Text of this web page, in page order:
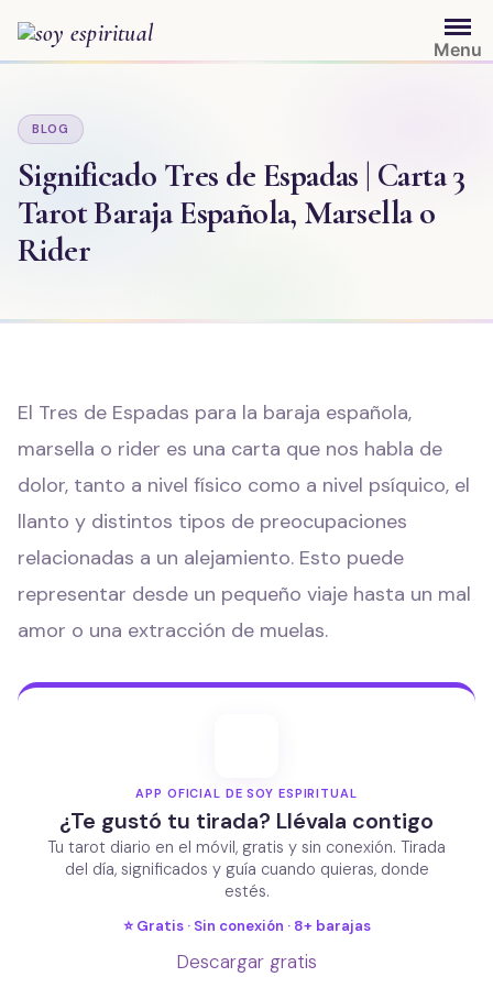
contenido
Menu
BLOG
Significado Tres de Espadas | Carta 3
Tarot Baraja Española, Marsella o
Rider
El Tres de Espadas para la baraja española,
marsella o rider es una carta que nos habla de
dolor, tanto a nivel físico como a nivel psíquico, el
llanto y distintos tipos de preocupaciones
relacionadas a un alejamiento. Esto puede
representar desde un pequeño viaje hasta un mal
amor o una extracción de muelas.
APP OFICIAL DE SOY ESPIRITUAL
¿Te gustó tu tirada? Llévala contigo
Tu tarot diario en el móvil, gratis y sin conexión. Tirada
del día, significados y guía cuando quieras, donde
estés.
⭐ Gratis · Sin conexión · 8+ barajas
Descargar gratis